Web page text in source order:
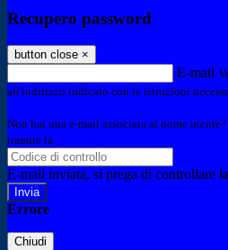
Recupero password
button close ×
E-mail
all'indirizzo indicato con le istruzioni
Non hai una e-mail associata al nome
tramite la
E-mail inviata, si prega di controllare
Errore
Chiudi